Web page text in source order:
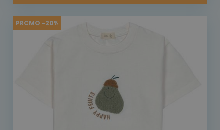
PROMO -20%